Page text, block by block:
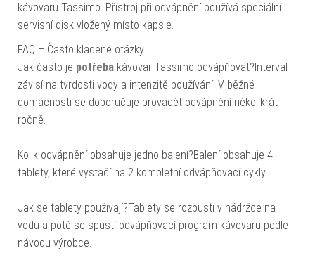
kávovaru Tassimo. Přístroj při odvápnění používá speciální
servisní disk vložený místo kapsle.
FAQ – Často kladené otázky
Jak často je potřeba kávovar Tassimo odvápňovat?Interval
závisí na tvrdosti vody a intenzitě používání. V běžné
domácnosti se doporučuje provádět odvápnění několikrát
ročně.
Kolik odvápnění obsahuje jedno balení?Balení obsahuje 4
tablety, které vystačí na 2 kompletní odvápňovací cykly.
Jak se tablety používají?Tablety se rozpustí v nádržce na
vodu a poté se spustí odvápňovací program kávovaru podle
návodu výrobce.